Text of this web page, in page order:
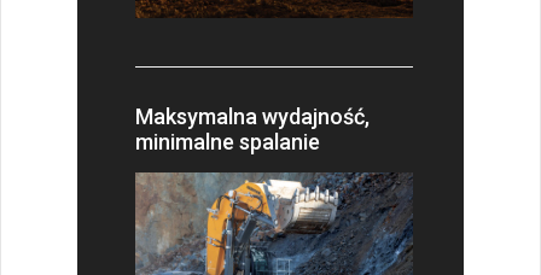
Maksymalna wydajność,
minimalne spalanie